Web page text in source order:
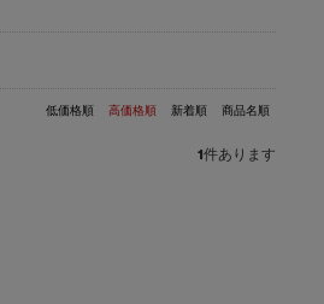
低価格順 高価格順 新着順 商品名順
1件あります